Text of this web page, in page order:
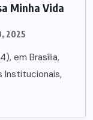
Minha Vida
2025
em Brasília,
Institucionais,